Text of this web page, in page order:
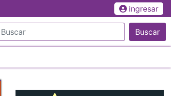
ingresar
Buscar